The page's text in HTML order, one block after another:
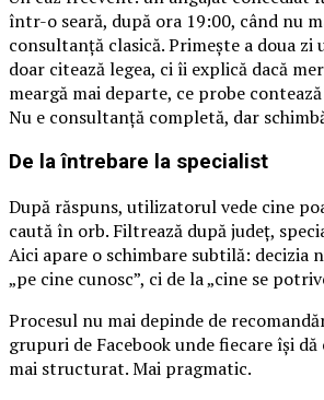
într-o seară, după ora 19:00, când nu
consultanță clasică. Primește a doua zi
doar citează legea, ci îi explică dacă
meargă mai departe, ce probe
Nu e consultanță completă, dar
De la întrebare la specialist
După răspuns, utilizatorul vede cine
caută în orb. Filtrează după județ,
Aici apare o schimbare subtilă: decizia
„pe cine cunosc”, ci de la „cine se
Procesul nu mai depinde de
grupuri de Facebook unde fiecare își dă
mai structurat. Mai pragmatic.